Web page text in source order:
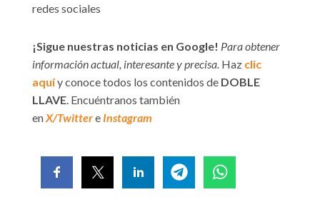
redes sociales
¡Sigue nuestras noticias en Google! Para obtener
información actual, interesante y precisa. Haz clic
aquíy conoce todos los contenidos de DOBLE
LLAVE . Encuéntranos también
en X/Twittere Instagram